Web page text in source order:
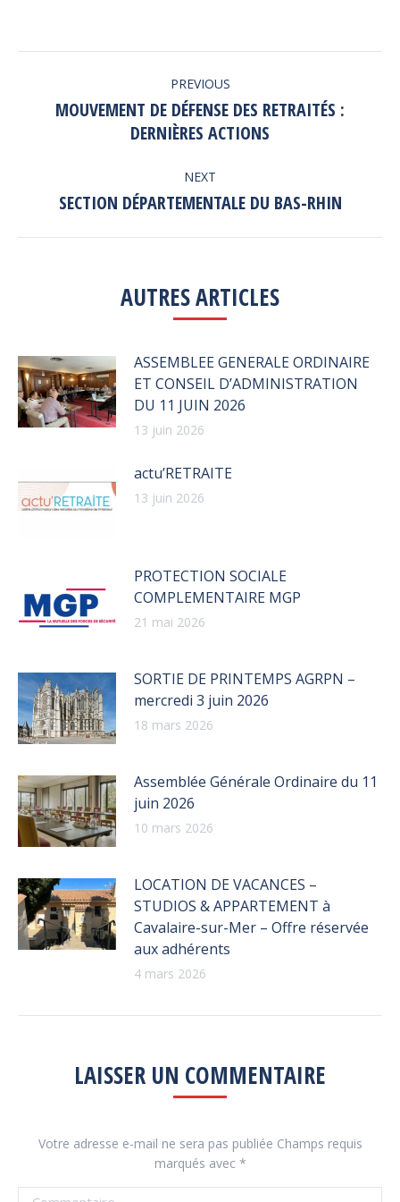
NAVIGATION PREVIOUS
Previous
post:
MOUVEMENT DE DÉFENSE DES RETRAITÉS :
DERNIÈRES ACTIONS
NEXT
Next
SECTION DÉPARTEMENTALE DU BAS-RHIN
AUTRES ARTICLES
ASSEMBLEE GENERALE ORDINAIRE
ET CONSEIL D’ADMINISTRATION
DU 11 JUIN 2026
13 juin 2026
actu’RETRAITE
13 juin 2026
PROTECTION SOCIALE
COMPLEMENTAIRE MGP
21 mai 2026
SORTIE DE PRINTEMPS AGRPN –
mercredi 3 juin 2026
18 mars 2026
Assemblée Générale Ordinaire du 11
juin 2026
10 mars 2026
LOCATION DE VACANCES –
STUDIOS & APPARTEMENT à
Cavalaire-sur-Mer – Offre réservée
aux adhérents
4 mars 2026
LAISSER UN COMMENTAIRE
Votre adresse e-mail ne sera pas publiée Champs requis
marqués avec *
Commentaire